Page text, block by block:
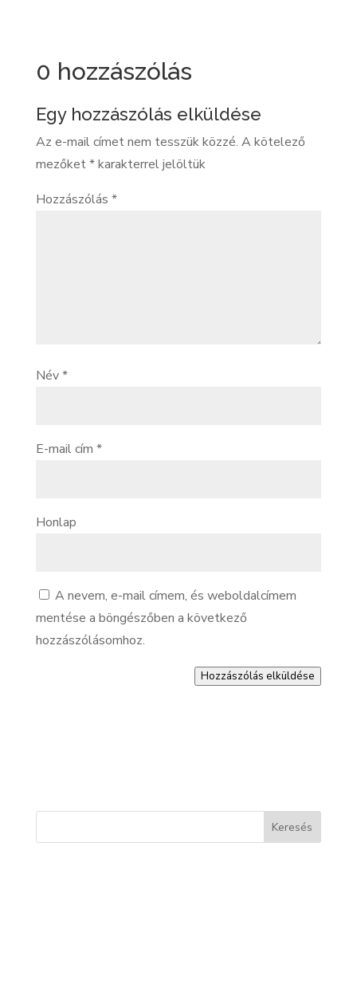
0 hozzászólás
Egy hozzászólás elküldése
Az e-mail címet nem tesszük közzé. A kötelező
mezőket*karakterrel jelöltük
Hozzászólás *
Név*
E-mail cím *
Honlap
A nevem, e-mail címem, és weboldalcímem
mentése a böngészőben a következő
hozzászólásomhoz.
Hozzászólás elküldése
Keresés